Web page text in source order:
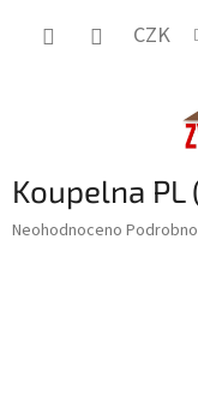
CZK
Koupelna PL
Průměrné
Neohodnoceno